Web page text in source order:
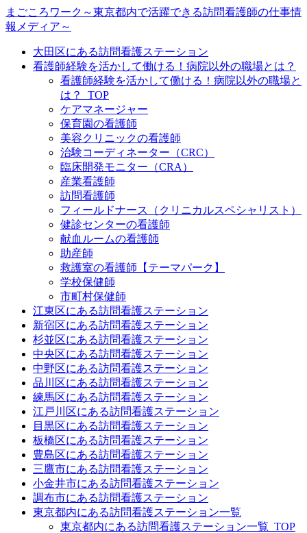
まごころワーク～東京都内で活躍できる訪問看護師の仕事情
報メディア～
大田区にある訪問看護ステーション
看護師経験を活かして働ける！病院以外の職場とは？
看護師経験を活かして働ける！病院以外の職場と
は？_TOP
ケアマネージャー
保育園の看護師
美容クリニックの看護師
治験コーディネーター（CRC）
臨床開発モニター（CRA）
産業看護師
訪問看護師
フィールドナース（クリニカルスペシャリスト）
健診センターの看護師
献血ルームの看護師
助産師
救護室の看護師【テーマパーク】
学校保健師
市町村保健師
江東区にある訪問看護ステーション
新宿区にある訪問看護ステーション
杉並区にある訪問看護ステーション
中央区にある訪問看護ステーション
中野区にある訪問看護ステーション
品川区にある訪問看護ステーション
練馬区にある訪問看護ステーション
江戸川区にある訪問看護ステーション
目黒区にある訪問看護ステーション
板橋区にある訪問看護ステーション
豊島区にある訪問看護ステーション
三鷹市にある訪問看護ステーション
小金井市にある訪問看護ステーション
調布市にある訪問看護ステーション
東京都内にある訪問看護ステーション一覧
東京都内にある訪問看護ステーション一覧_TOP